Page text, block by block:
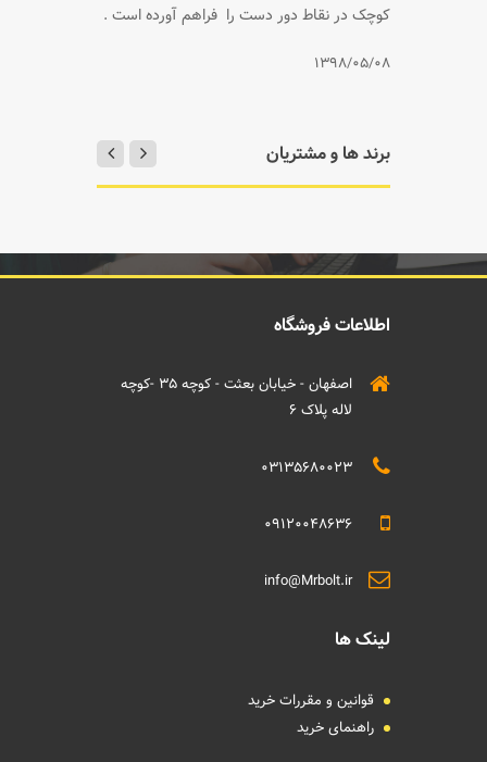
کوچک در نقاط دور دست را فراهم آورده است .
1398/05/08
برند ها و مشتریان
اطلاعات فروشگاه
اصفهان - خیابان بعثت - کوچه 35 -کوچه
لاله پلاک 6
03135680023
09120048636
info@Mrbolt.ir
لینک ها
قوانین و مقررات خرید
راهنمای خرید